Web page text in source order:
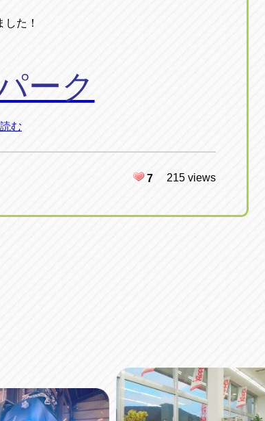
した！
ーク
む
7 215 views